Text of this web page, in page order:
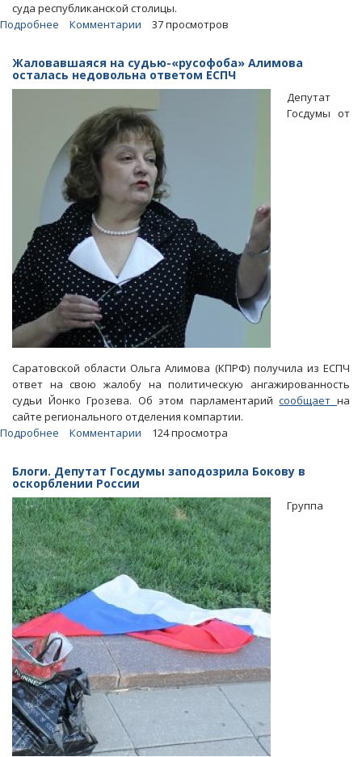
суда республиканской столицы.
Подробнее
гордеп
от
пытался
продать
место
партийном
списке
Комментарии 37 просмотров
Жаловавшаяся на судью-«русофоба» Алимова
осталась недовольна ответом ЕСПЧ
Депутат
Госдумы от
Саратовской области Ольга Алимова (КПРФ) получила из ЕСПЧ
ответ на свою жалобу на политическую ангажированность
судьи Йонко Грозева. Об этом парламентарийсообщаетна
сайте регионального отделения компартии.
Подробнее
на
судью-«русофоба»
Алимова
осталась
недовольна
ответом
ЕСПЧ
Комментарии 124 просмотра
Блоги. Депутат Госдумы заподозрила Бокову в
оскорблении России
Группа